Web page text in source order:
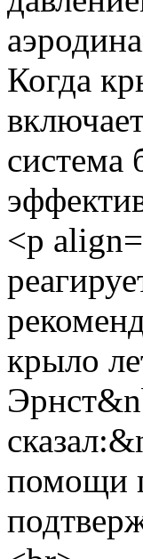
Когда
система
<p
крыло
помощи